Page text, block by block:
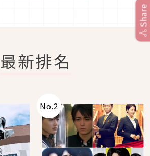
最新排名
No.2
Share